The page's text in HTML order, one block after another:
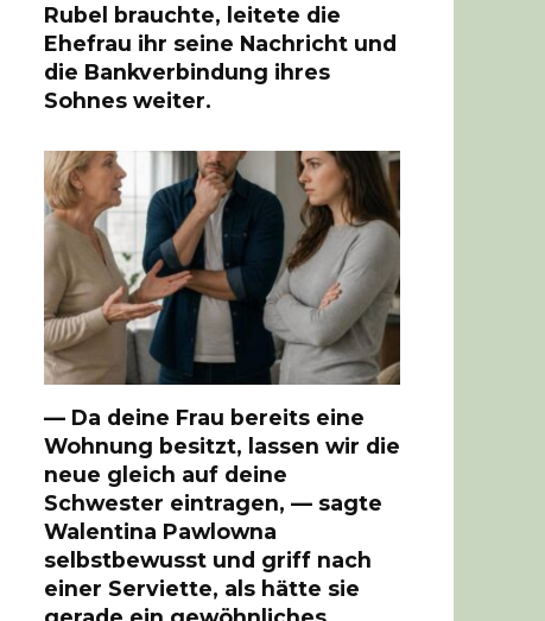
Rubel brauchte, leitete die
Ehefrau ihr seine Nachricht und
die Bankverbindung ihres
Sohnes weiter.
— Da deine Frau bereits eine
Wohnung besitzt, lassen wir die
neue gleich auf deine
Schwester eintragen, — sagte
Walentina Pawlowna
selbstbewusst und griff nach
einer Serviette, als hätte sie